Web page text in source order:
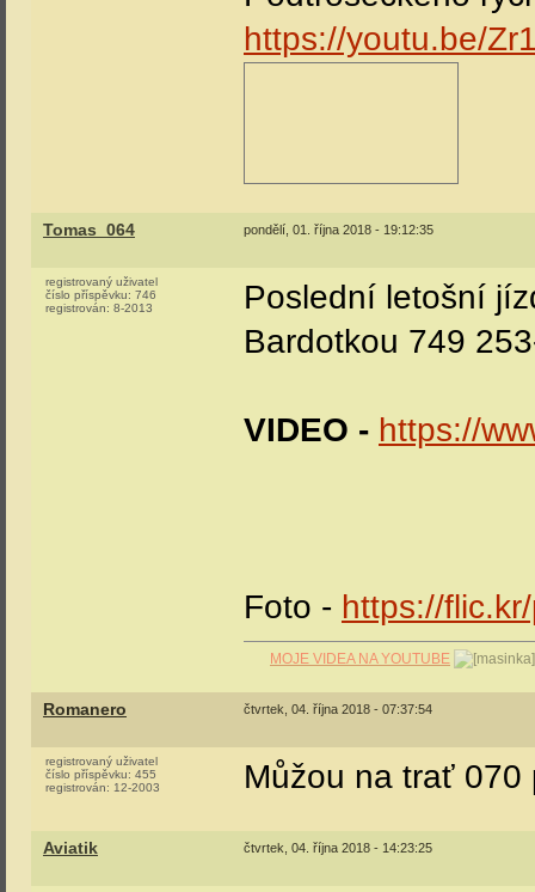
https://youtu.be/
Tomas_064 pondělí, 01. října 2018 - 19:12:35
registrovaný uživatel
číslo příspěvku: 746
registrován: 8-2013
Poslední letošní
Bardotkou 749
VIDEO - https://
Foto - https://
MOJE VIDEA NA YOUTUBE
Romanero čtvrtek, 04. října 2018 - 07:37:54
registrovaný uživatel
číslo příspěvku: 455
registrován: 12-2003 Můžou na trať 070
Aviatik čtvrtek, 04. října 2018 - 14:23:25